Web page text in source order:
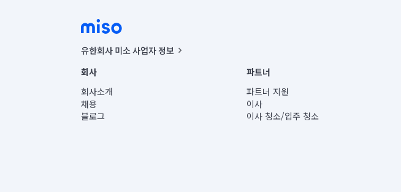
유한회사 미소 사업자 정보
사업자등록번호 : 291-87-00271 | 인허가번호 : 2016-3220163-14-5-00019 |
통신판매신고번호 : 2024-서울종로-1400(공정거래위원회 정보) |
대표이사 : CHING VICTOR COLUMBIA RHEE
주소 | 본사: 서울특별시 종로구 율곡로 6(중학동, 트윈트리빌딩) B동 5층
컨택센터 : 서울특별시 종로구 수송동 율곡로 24, 7층, 8층 미소
회사
회사소개
채용
블로그
파트너
파트너 지원
이사
이사 청소/입주 청소